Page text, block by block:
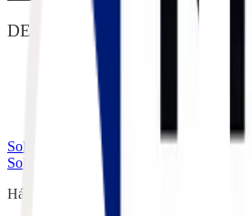
DESTAQUES DA OPERAÇÃO
FCL e LCL
Exportação e importação
Seleção de armadores
Rede global de agentes
Solicitar cotação
Soluções em Comércio Exterior
Há duas décadas conectando produção,